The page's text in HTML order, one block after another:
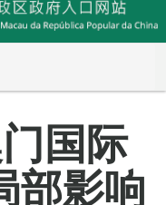
国际
部影响